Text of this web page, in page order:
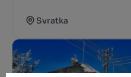
Svratka